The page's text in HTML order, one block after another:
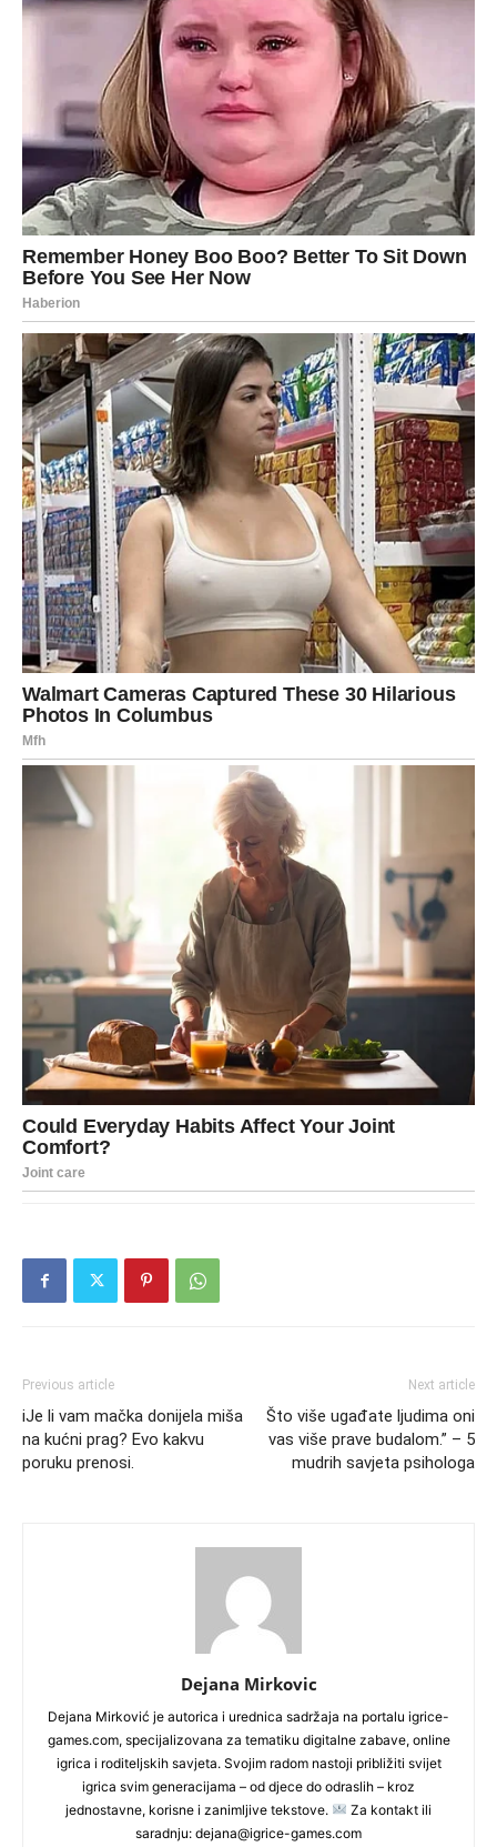
Previous article
iJe li vam mačka donijela miša
na kućni prag? Evo kakvu
poruku prenosi.
Next article
Što više ugađate ljudima oni
vas više prave budalom.” – 5
mudrih savjeta psihologa
Dejana Mirkovic
Dejana Mirković je autorica i urednica sadržaja na portalu igrice-
games.com, specijalizovana za tematiku digitalne zabave, online
igrica i roditeljskih savjeta. Svojim radom nastoji približiti svijet
igrica svim generacijama – od djece do odraslih – kroz
jednostavne, korisne i zanimljive tekstove.
Za kontakt ili
saradnju: dejana@igrice-games.com